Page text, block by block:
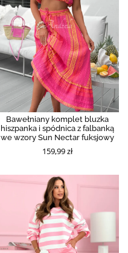
Bawełniany komplet bluzka
hiszpanka i spódnica z falbanką
we wzory Sun Nectar fuksjowy
159,99 zł